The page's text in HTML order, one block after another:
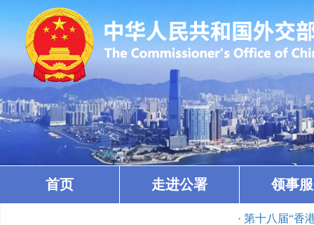
首页 走进公署 领事
· 第十八届“香港